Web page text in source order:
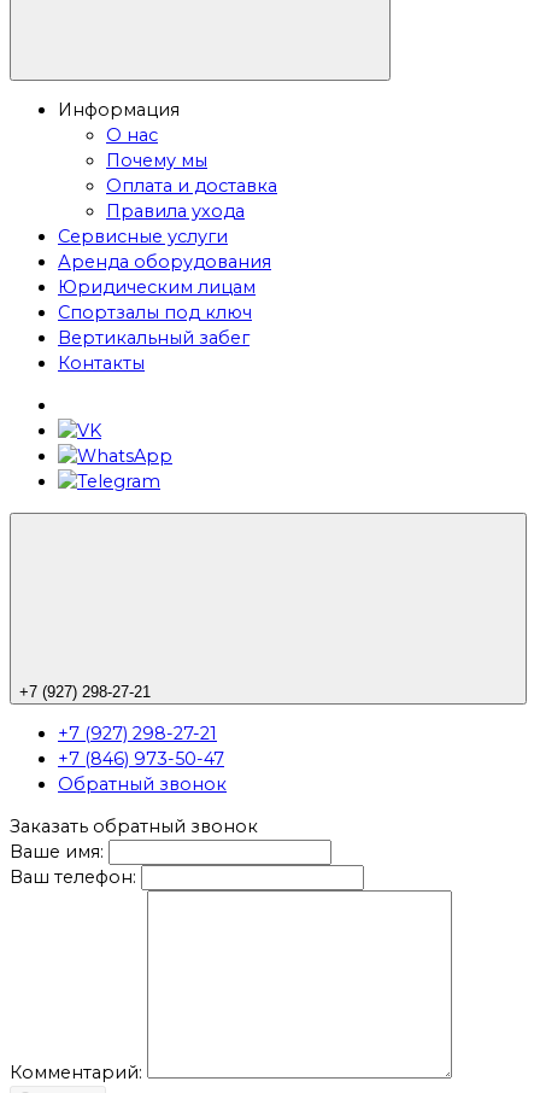
Информация
О нас
Почему мы
Оплата и доставка
Правила ухода
Сервисные услуги
Аренда оборудования
Юридическим лицам
Спортзалы под ключ
Вертикальный забег
Контакты
+7 (927) 298-27-21
+7 (927) 298-27-21
+7 (846) 973-50-47
Обратный звонок
Заказать обратный звонок
Ваше имя:
Ваш телефон:
Комментарий: